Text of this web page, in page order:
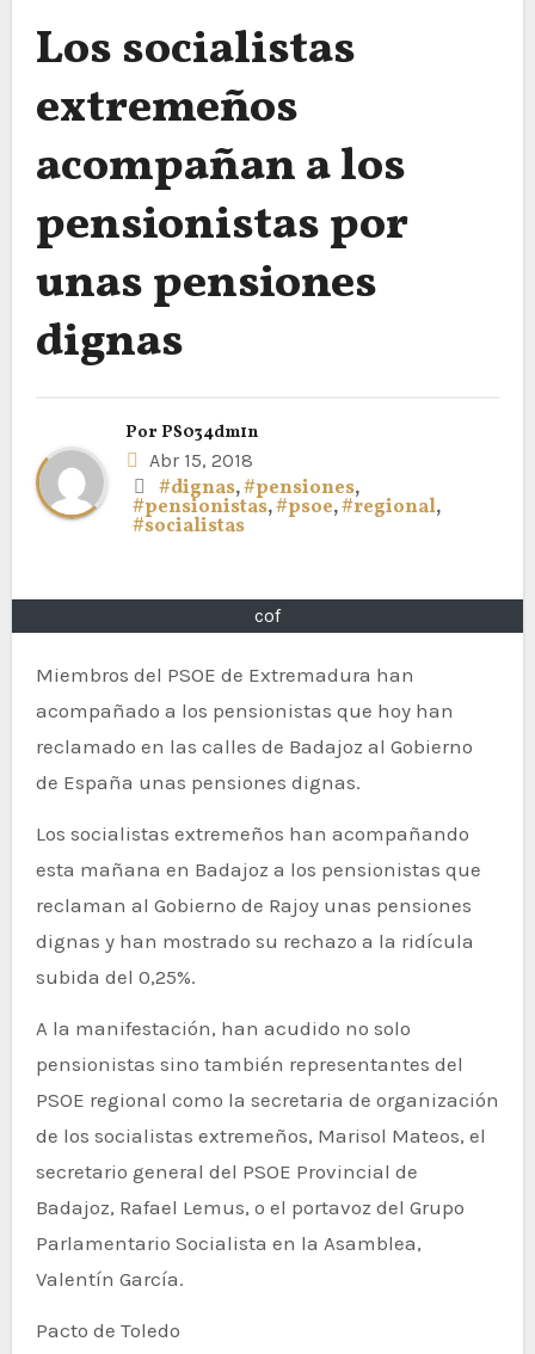
Los socialistas
extremeños
acompañan a los
pensionistas por
unas pensiones
dignas
Por PS034dm1n
Abr 15, 2018
#dignas,#pensiones,
#pensionistas,#psoe,#regional,
#socialistas
cof
Miembros del PSOE de Extremadura han
acompañado a los pensionistas que hoy han
reclamado en las calles de Badajoz al Gobierno
de España unas pensiones dignas.
Los socialistas extremeños han acompañando
esta mañana en Badajoz a los pensionistas que
reclaman al Gobierno de Rajoy unas pensiones
dignas y han mostrado su rechazo a la ridícula
subida del 0,25%.
A la manifestación, han acudido no solo
pensionistas sino también representantes del
PSOE regional como la secretaria de organización
de los socialistas extremeños, Marisol Mateos, el
secretario general del PSOE Provincial de
Badajoz, Rafael Lemus, o el portavoz del Grupo
Parlamentario Socialista en la Asamblea,
Valentín García.
Pacto de Toledo